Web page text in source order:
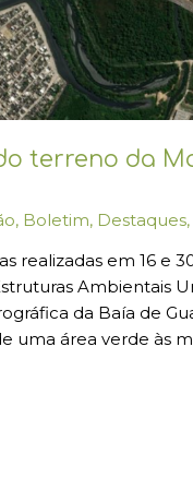
terreno da
, Boletim, Destaques,
realizadas em 16 e
Ambientais
da Baía de
uma área verde às